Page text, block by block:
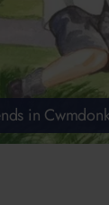
in